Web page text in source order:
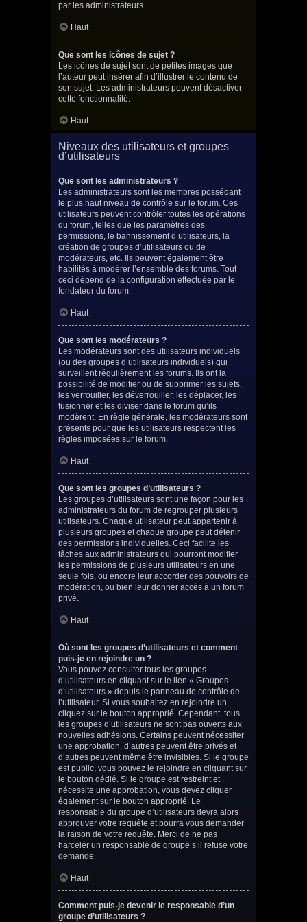
par les administrateurs.
Haut
Que sont les icônes de sujet ?
Les icônes de sujet sont de petites images que
l’auteur peut insérer afin d’illustrer le contenu de
son sujet. Les administrateurs peuvent désactiver
cette fonctionnalité.
Haut
Niveaux des utilisateurs et groupes
d’utilisateurs
Que sont les administrateurs ?
Les administrateurs sont les membres possédant
le plus haut niveau de contrôle sur le forum. Ces
utilisateurs peuvent contrôler toutes les opérations
du forum, telles que les paramètres des
permissions, le bannissement d’utilisateurs, la
création de groupes d’utilisateurs ou de
modérateurs, etc. Ils peuvent également être
habilités à modérer l’ensemble des forums. Tout
ceci dépend de la configuration effectuée par le
fondateur du forum.
Haut
Que sont les modérateurs ?
Les modérateurs sont des utilisateurs individuels
(ou des groupes d’utilisateurs individuels) qui
surveillent régulièrement les forums. Ils ont la
possibilité de modifier ou de supprimer les sujets,
les verrouiller, les déverrouiller, les déplacer, les
fusionner et les diviser dans le forum qu’ils
modèrent. En règle générale, les modérateurs sont
présents pour que les utilisateurs respectent les
règles imposées sur le forum.
Haut
Que sont les groupes d’utilisateurs ?
Les groupes d’utilisateurs sont une façon pour les
administrateurs du forum de regrouper plusieurs
utilisateurs. Chaque utilisateur peut appartenir à
plusieurs groupes et chaque groupe peut détenir
des permissions individuelles. Ceci facilite les
tâches aux administrateurs qui pourront modifier
les permissions de plusieurs utilisateurs en une
seule fois, ou encore leur accorder des pouvoirs de
modération, ou bien leur donner accès à un forum
privé.
Haut
Où sont les groupes d’utilisateurs et comment
puis-je en rejoindre un ?
Vous pouvez consulter tous les groupes
d’utilisateurs en cliquant sur le lien « Groupes
d’utilisateurs » depuis le panneau de contrôle de
l’utilisateur. Si vous souhaitez en rejoindre un,
cliquez sur le bouton approprié. Cependant, tous
les groupes d’utilisateurs ne sont pas ouverts aux
nouvelles adhésions. Certains peuvent nécessiter
une approbation, d’autres peuvent être privés et
d’autres peuvent même être invisibles. Si le groupe
est public, vous pouvez le rejoindre en cliquant sur
le bouton dédié. Si le groupe est restreint et
nécessite une approbation, vous devez cliquer
également sur le bouton approprié. Le
responsable du groupe d’utilisateurs devra alors
approuver votre requête et pourra vous demander
la raison de votre requête. Merci de ne pas
harceler un responsable de groupe s’il refuse votre
demande.
Haut
Comment puis-je devenir le responsable d’un
groupe d’utilisateurs ?